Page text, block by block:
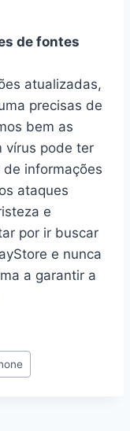
de fontes
atualizadas,
precisas de
bem as
vírus pode ter
informações
ataques
e
por ir buscar
e nunca
a garantir a